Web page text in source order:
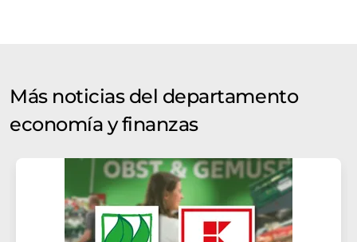
Más noticias del departamento
economía y finanzas